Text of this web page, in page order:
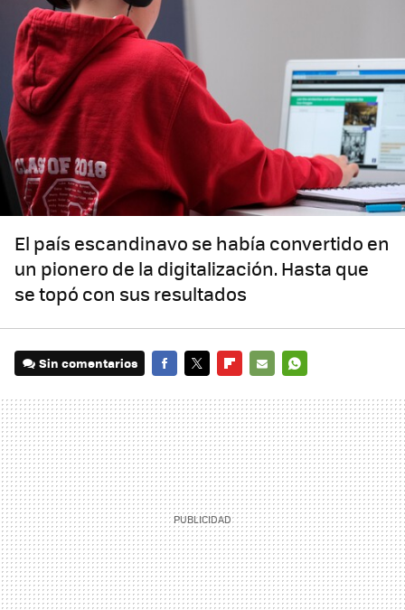
El país escandinavo se había convertido en
un pionero de la digitalización. Hasta que
se topó con sus resultados
Sin comentarios
MAIL